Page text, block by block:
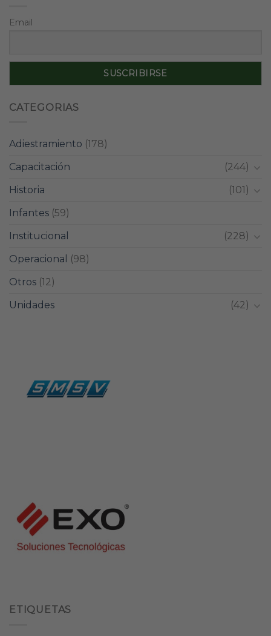
Email
CATEGORIAS
Adiestramiento (178)
Capacitación
(244)
Historia
(101)
Infantes (59)
Institucional
(228)
Operacional
(98)
Otros (12)
Unidades
(42)
ETIQUETAS